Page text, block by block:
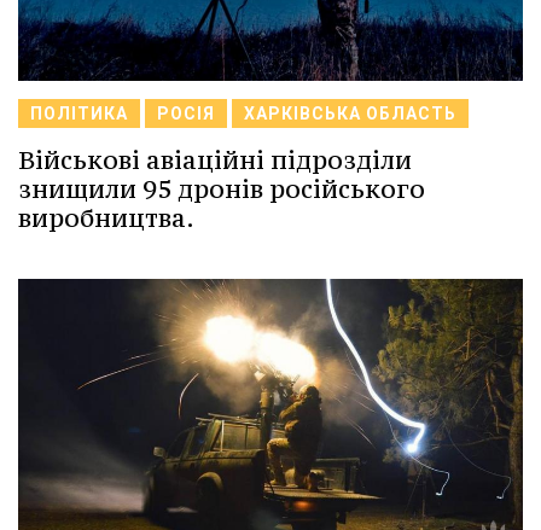
ПОЛІТИКА РОСІЯ ХАРКІВСЬКА ОБЛАСТЬ
Військові авіаційні підрозділи
знищили 95 дронів російського
виробництва.